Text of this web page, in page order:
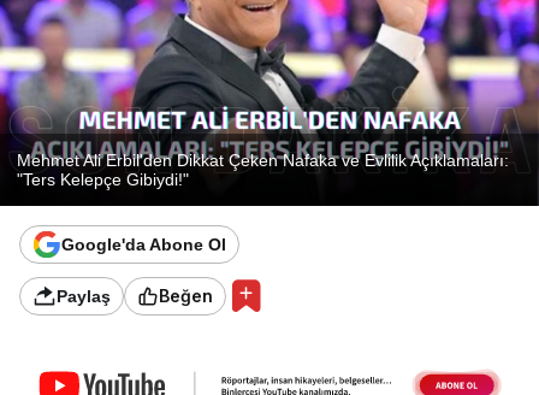
Mehmet Ali Erbil'den Dikkat Çeken Nafaka ve Evlilik Açıklamaları:
"Ters Kelepçe Gibiydi!"
Google'da Abone Ol
Paylaş Beğen